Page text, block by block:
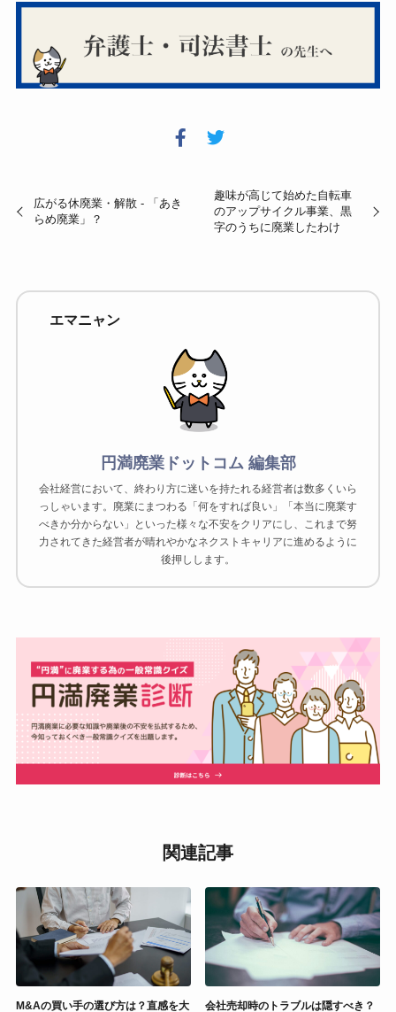
広がる休廃業・解散 - 「あき
らめ廃業」？
趣味が高じて始めた自転車
のアップサイクル事業、黒
字のうちに廃業したわけ
エマニャン
円満廃業ドットコム 編集部
会社経営において、終わり方に迷いを持たれる経営者は数多くいら
っしゃいます。廃業にまつわる「何をすれば良い」「本当に廃業す
べきか分からない」といった様々な不安をクリアにし、これまで努
力されてきた経営者が晴れやかなネクストキャリアに進めるように
後押しします。
関連記事
M&Aの買い手の選び方は？直感を大 会社売却時のトラブルは隠すべき？